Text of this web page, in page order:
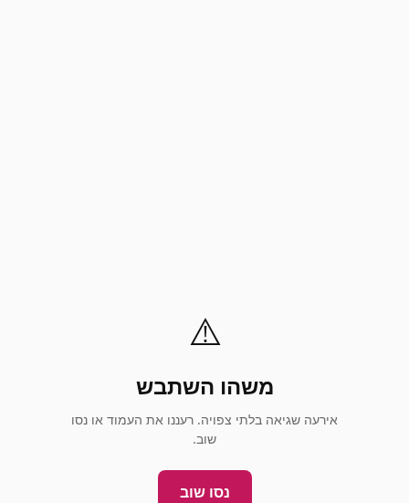
⚠️
משהו השתבש
אירעה שגיאה בלתי צפויה. רעננו את העמוד או נסו
שוב.
נסו שוב